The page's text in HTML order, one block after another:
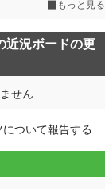
もっと見る
近況ボードの更
せん
ついて報告する